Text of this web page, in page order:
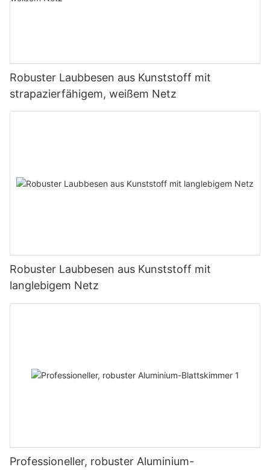
Robuster Laubbesen aus Kunststoff mit
strapazierfähigem, weißem Netz
Robuster Laubbesen aus Kunststoff mit
langlebigem Netz
Professioneller, robuster Aluminium-